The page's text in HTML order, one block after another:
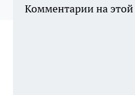
Комментарии на